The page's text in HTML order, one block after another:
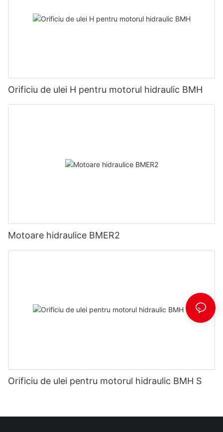
Orificiu de ulei H pentru motorul hidraulic BMH
Motoare hidraulice BMER2
Orificiu de ulei pentru motorul hidraulic BMH S